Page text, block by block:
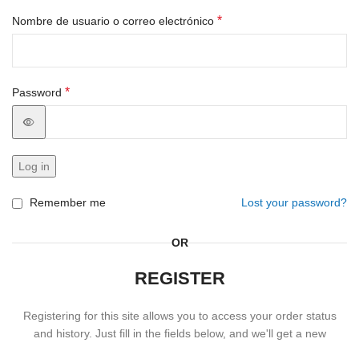
Nombre de usuario o correo electrónico *
Password *
Log in
Lost your password?
Remember me
OR
REGISTER
Registering for this site allows you to access your order status
and history. Just fill in the fields below, and we'll get a new